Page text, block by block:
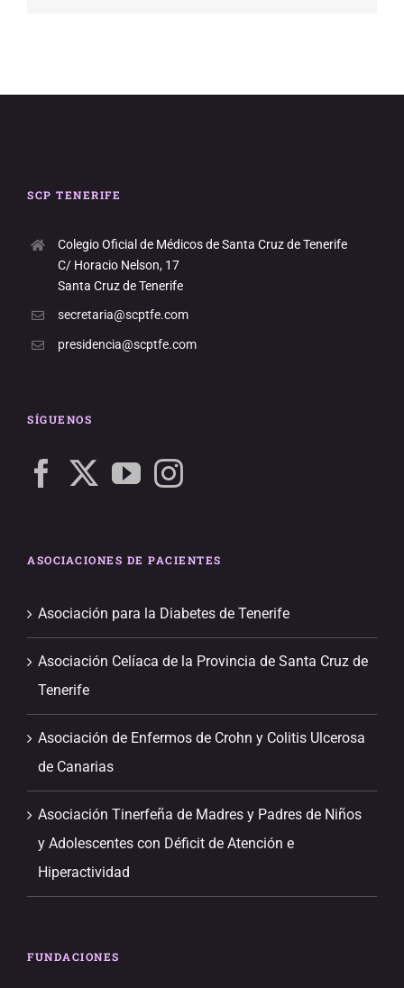
SCP TENERIFE
Colegio Oficial de Médicos de Santa Cruz de Tenerife
C/ Horacio Nelson, 17
Santa Cruz de Tenerife
secretaria@scptfe.com
presidencia@scptfe.com
SÍGUENOS
ASOCIACIONES DE PACIENTES
Asociación para la Diabetes de Tenerife
Asociación Celíaca de la Provincia de Santa Cruz de
Tenerife
Asociación de Enfermos de Crohn y Colitis Ulcerosa
de Canarias
Asociación Tinerfeña de Madres y Padres de Niños
y Adolescentes con Déficit de Atención e
Hiperactividad
FUNDACIONES